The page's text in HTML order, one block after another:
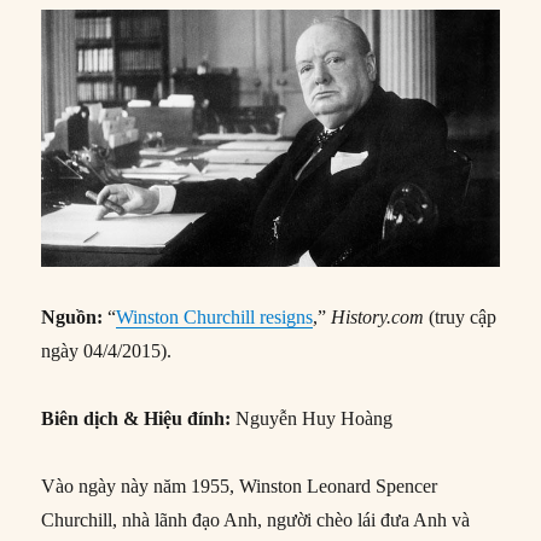
Nguồn: “Winston Churchill resigns,” History.com (truy cập
ngày 04/4/2015).
Biên dịch & Hiệu đính: Nguyễn Huy Hoàng
Vào ngày này năm 1955, Winston Leonard Spencer
Churchill, nhà lãnh đạo Anh, người chèo lái đưa Anh và